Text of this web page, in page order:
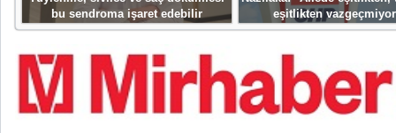
bu sendroma işaret edebilir
eşitlikten